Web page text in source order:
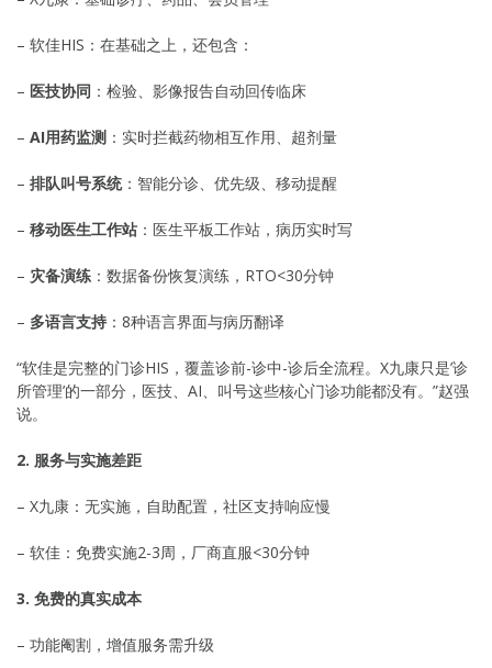
– 软佳HIS：在基础之上，还包含：
– 医技协同 ：检验、影像报告自动回传临床
– AI用药监测 ：实时拦截药物相互作用、超剂量
– 排队叫号系统：智能分诊、优先级、移动提醒
– 移动医生工作站 ：医生平板工作站，病历实时写
– 灾备演练 ：数据备份恢复演练，RTO<30分钟
– 多语言支持 ：8种语言界面与病历翻译
“软佳是完整的门诊HIS，覆盖诊前-诊中-诊后全流程。X九康只是’诊
所管理’的一部分，医技、AI、叫号这些核心门诊功能都没有。”赵强
说。
2. 服务与实施差距
– X九康：无实施，自助配置，社区支持响应慢
– 软佳：免费实施2-3周，厂商直服<30分钟
3. 免费的真实成本
– 功能阉割，增值服务需升级